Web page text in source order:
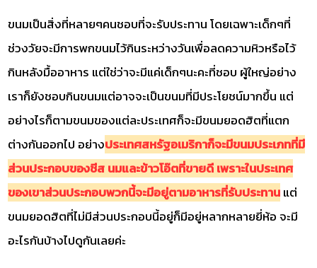
ขนมเป็นสิ่งที่หลายๆคนชอบที่จะรับประทาน โดยเฉพาะเด็กๆที่
ช่วงวัยจะมีการพกขนมไว้กินระหว่างวันเพื่อลดความหิวหรือไว้
กินหลังมื้ออาหาร แต่ใช่ว่าจะมีแค่เด็กๆนะคะที่ชอบ ผู้ใหญ่อย่าง
เราก็ยังชอบกินขนมแต่อาจจะเป็นขนมที่มีประโยชน์มากขึ้น แต่
อย่างไรก็ตามขนมของแต่ละประเทศก็จะมีขนมยอดฮิตที่แตก
ต่างกันออกไป อย่างประเทศสหรัฐอเมริกาก็จะมีขนมประเภทที่มี
ส่วนประกอบของชีส นมและข้าวโอ๊ตที่ขายดี เพราะในประเทศ
ของเขาส่วนประกอบพวกนี้จะมีอยู่ตามอาหารที่รับประทานแต่
ขนมยอดฮิตที่ไม่มีส่วนประกอบนี้อยู่ก็มีอยู่หลากหลายยี่ห้อ จะมี
อะไรกันบ้างไปดูกันเลยค่ะ